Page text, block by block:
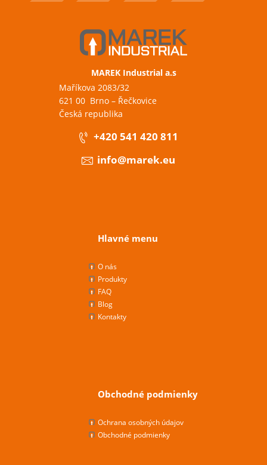
MAREK Industrial a.s
Maříkova 2083/32
621 00 Brno – Řečkovice
Česká republika
+420 541 420 811
info@marek.eu
Hlavné menu
O nás
Produkty
FAQ
Blog
Kontakty
Obchodné podmienky
Ochrana osobných údajov
Obchodné podmienky